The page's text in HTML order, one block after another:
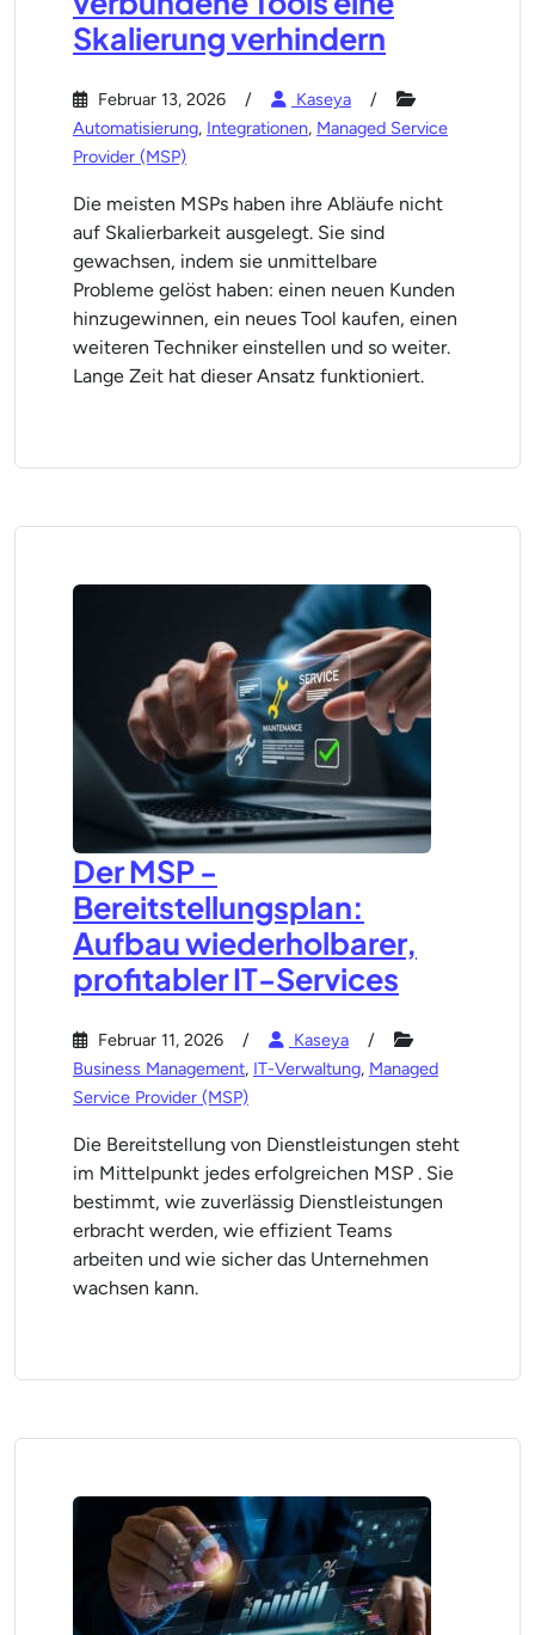
Skalierung verhindern
Februar 13, 2026
Kaseya
Automatisierung, Integrationen, Managed Service
Provider (MSP)
Die meisten MSPs haben ihre Abläufe nicht
auf Skalierbarkeit ausgelegt. Sie sind
gewachsen, indem sie unmittelbare
Probleme gelöst haben: einen neuen Kunden
hinzugewinnen, ein neues Tool kaufen, einen
weiteren Techniker einstellen und so weiter.
Lange Zeit hat dieser Ansatz funktioniert.
Der MSP -
Bereitstellungsplan:
Aufbau wiederholbarer,
profitabler IT-Services
Februar 11, 2026
Kaseya
Business Management, IT-Verwaltung, Managed
Service Provider (MSP)
Die Bereitstellung von Dienstleistungen steht
im Mittelpunkt jedes erfolgreichen MSP . Sie
bestimmt, wie zuverlässig Dienstleistungen
erbracht werden, wie effizient Teams
arbeiten und wie sicher das Unternehmen
wachsen kann.